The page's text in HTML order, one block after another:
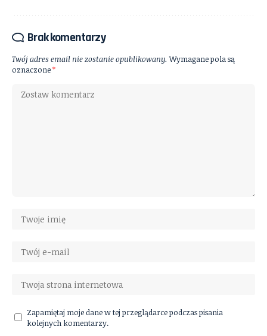
Brak komentarzy
Twój adres email nie zostanie opublikowany. Wymagane pola są
oznaczone*
Zapamiętaj moje dane w tej przeglądarce podczas pisania
kolejnych komentarzy.